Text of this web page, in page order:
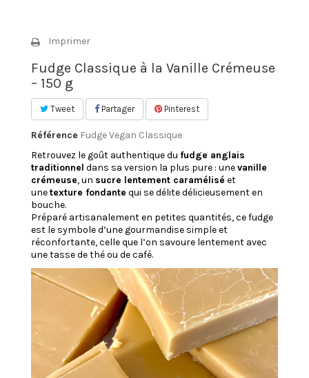
Imprimer
Fudge Classique à la Vanille Crémeuse
– 150 g
Tweet Partager Pinterest
Référence Fudge Vegan Classique
Retrouvez le goût authentique du fudge anglais
traditionnel dans sa version la plus pure : unevanille
crémeuse, un sucre lentement caramélisé et
unetexture fondante qui se délite délicieusement en
bouche.
Préparé artisanalement en petites quantités, ce fudge
est le symbole d’une gourmandise simple et
réconfortante, celle que l’on savoure lentement avec
une tasse de thé ou de café.